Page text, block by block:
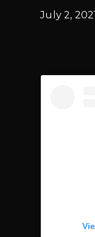
July 2,